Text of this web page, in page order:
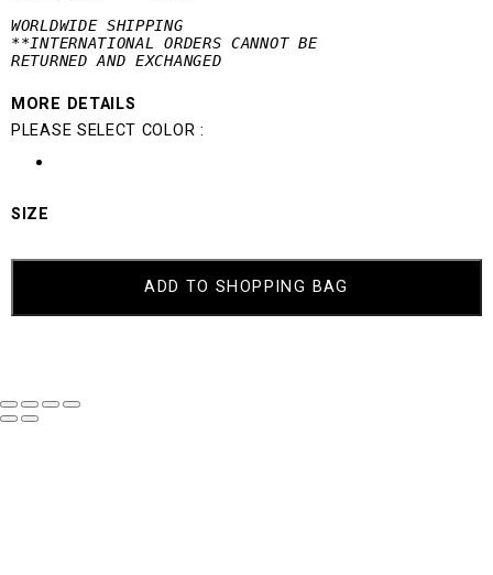
WORLDWIDE SHIPPING
**INTERNATIONAL ORDERS CANNOT BE
RETURNED AND EXCHANGED
MORE DETAILS
PLEASE SELECT COLOR :
SIZE
FARIS
ADD TO SHOPPING BAG